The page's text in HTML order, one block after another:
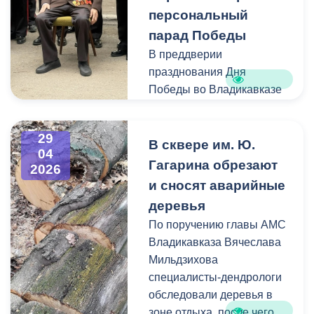
Собрать посылку помогли
предприниматели.
Гуманитарный груз
отправят для бойцов 166
персональный
парад Победы
В преддверии
празднования Дня
Победы во Владикавказе
«Они сражались за
Родину», организованная
внутригородских Северо-
Западного и Затеречного
районов и Северо-
Кавказским суворовским
военным училищем.
В рамках акции во дворе
29
04
2026
В сквере им. Ю.
Гагарина обрезают
и сносят аварийные
деревья
По поручению главы АМС
Владикавказа Вячеслава
Мильдзихова
специалисты-дендрологи
обследовали деревья в